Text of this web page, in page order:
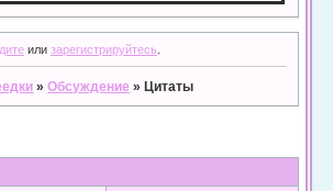
или зарегистрируйтесь
»Обсуждение » Цитаты